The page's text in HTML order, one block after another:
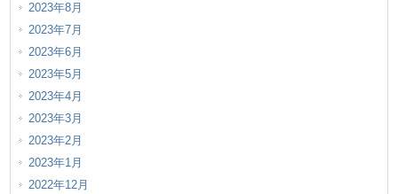
2023年8月
2023年7月
2023年6月
2023年5月
2023年4月
2023年3月
2023年2月
2023年1月
2022年12月